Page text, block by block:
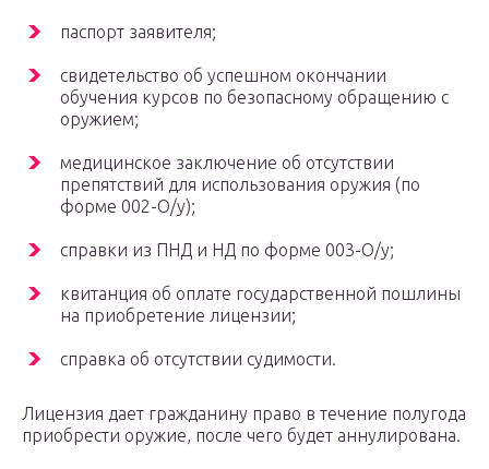
паспорт заявителя;
свидетельство об успешном окончании
обучения курсов по безопасному обращению с
оружием;
медицинское заключение об отсутствии
препятствий для использования оружия (по
форме 002-О/у);
справки из ПНД и НД по форме 003-О/у;
квитанция об оплате государственной пошлины
на приобретение лицензии;
справка об отсутствии судимости.
Лицензия дает гражданину право в течение полугода
приобрести оружие, после чего будет аннулирована.